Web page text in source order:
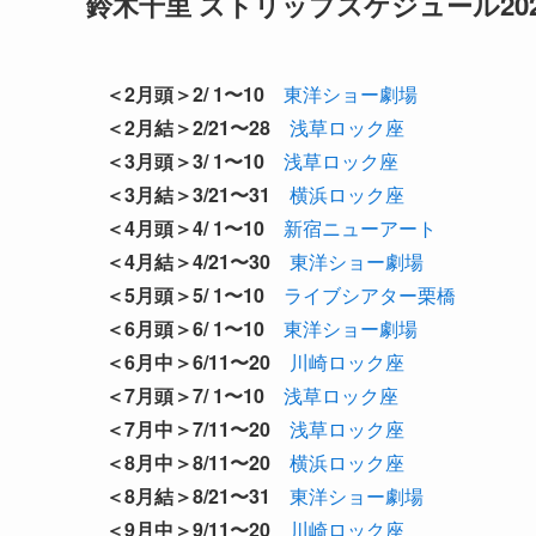
＜2月頭＞2/ 1〜10
東洋ショー劇場
＜2月結＞2/21〜28
浅草ロック座
＜3月頭＞3/ 1〜10
浅草ロック座
＜3月結＞3/21〜31
横浜ロック座
＜4月頭＞4/ 1〜10
新宿ニューアート
＜4月結＞4/21〜30
東洋ショー劇場
＜5月頭＞5/ 1〜10
ライブシアター栗橋
＜6月頭＞6/ 1〜10
東洋ショー劇場
＜6月中＞6/11〜20
川崎ロック座
＜7月頭＞7/ 1〜10
浅草ロック座
＜7月中＞7/11〜20
浅草ロック座
＜8月中＞8/11〜20
横浜ロック座
＜8月結＞8/21〜31
東洋ショー劇場
＜9月中＞9/11〜20
川崎ロック座